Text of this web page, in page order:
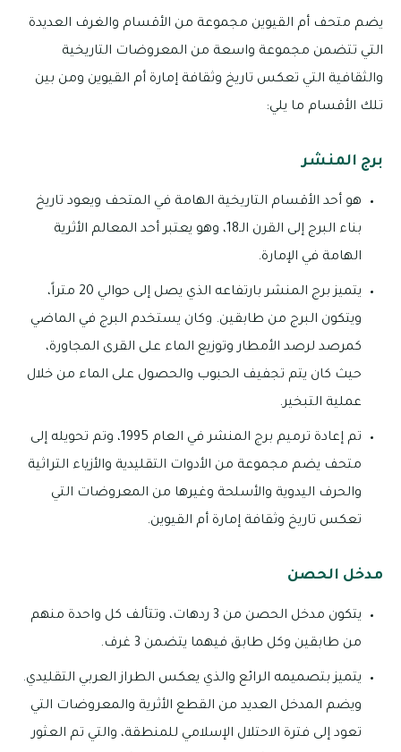
يضم متحف أم القيوين مجموعة من الأقسام والغرف العديدة
التي تتضمن مجموعة واسعة من المعروضات التاريخية
والثقافية التي تعكس تاريخ وثقافة إمارة أم القيوين ومن بين
تلك الأقسام ما يلي:
برج المنشر
هو أحد الأقسام التاريخية الهامة في المتحف ويعود تاريخ
بناء البرج إلى القرن الـ18، وهو يعتبر أحد المعالم الأثرية
الهامة في الإمارة.
يتميز برج المنشر بارتفاعه الذي يصل إلى حوالي 20 متراً،
ويتكون البرج من طابقين. وكان يستخدم البرج في الماضي
كمرصد لرصد الأمطار وتوزيع الماء على القرى المجاورة،
حيث كان يتم تجفيف الحبوب والحصول على الماء من خلال
عملية التبخير.
تم إعادة ترميم برج المنشر في العام 1995، وتم تحويله إلى
متحف يضم مجموعة من الأدوات التقليدية والأزياء التراثية
والحرف اليدوية والأسلحة وغيرها من المعروضات التي
تعكس تاريخ وثقافة إمارة أم القيوين.
مدخل الحصن
يتكون مدخل الحصن من 3 ردهات، وتتألف كل واحدة منهم
من طابقين وكل طابق فيهما يتضمن 3 غرف.
يتميز بتصميمه الرائع والذي يعكس الطراز العربي التقليدي.
ويضم المدخل العديد من القطع الأثرية والمعروضات التي
تعود إلى فترة الاحتلال الإسلامي للمنطقة، والتي تم العثور